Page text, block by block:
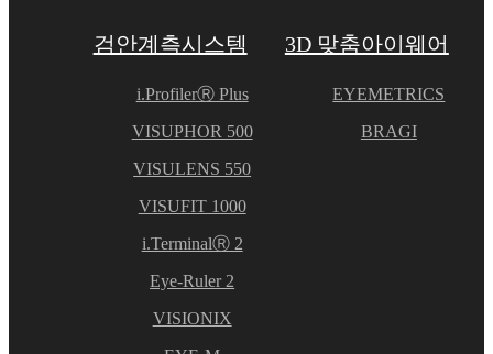
검안계측시스템
i.ProfilerⓇ Plus
VISUPHOR 500
VISULENS 550
VISUFIT 1000
i.TerminalⓇ 2
Eye-Ruler 2
VISIONIX
3D 맞춤아이웨어
EYEMETRICS
BRAGI